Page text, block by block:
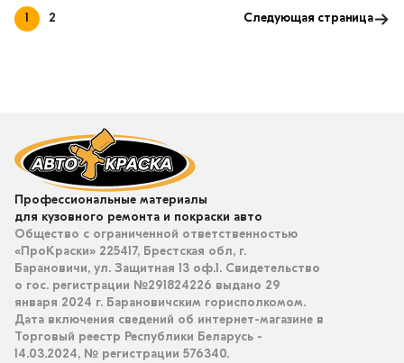
1 2 Следующая страница
Профессиональные материалы
для кузовного ремонта и покраски авто
Общество с ограниченной ответственностью
«ПроКраски» 225417, Брестская обл, г.
Барановичи, ул. Защитная 13 оф.1. Свидетельство
о гос. регистрации №291824226 выдано 29
января 2024 г. Барановичским горисполкомом.
Дата включения сведений об интернет-магазине в
Торговый реестр Республики Беларусь -
14.03.2024, № регистрации 576340.